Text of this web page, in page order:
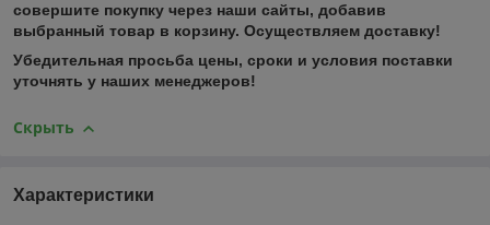
совершите покупку через наши сайты, добавив
выбранный товар в корзину. Осуществляем доставку!
Убедительная просьба цены, сроки и условия поставки
уточнять у наших менеджеров!
Скрыть
Характеристики